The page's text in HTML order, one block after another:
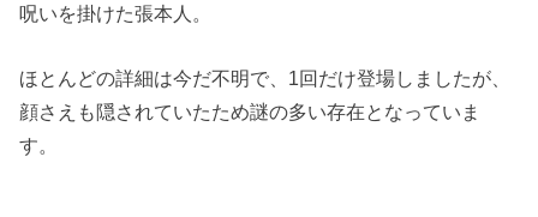
呪いを掛けた張本人。
ほとんどの詳細は今だ不明で、1回だけ登場しましたが、
顔さえも隠されていたため謎の多い存在となっていま
す。